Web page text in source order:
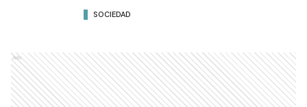
SOCIEDAD
Ads